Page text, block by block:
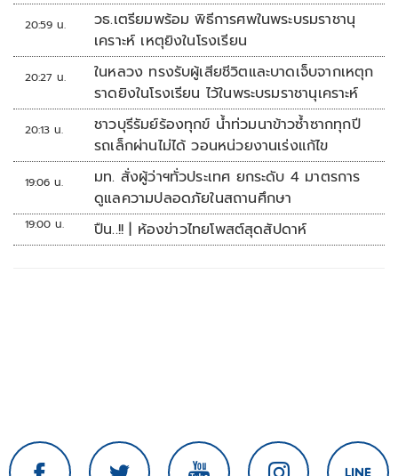
20:59 น.
วธ.เตรียมพร้อม พิธีการศพในพระบรมราชานุ
เคราะห์ เหตุยิงในโรงเรียน
20:27 น.
ในหลวง ทรงรับผู้เสียชีวิตและบาดเจ็บจากเหตุก
ราดยิงในโรงเรียน ไว้ในพระบรมราชานุเคราะห์
20:13 น.
ชาวบุรีรัมย์ร้องทุกข์ น้ำท่วมนาข้าวซ้ำซากทุกปี
รถเล็กผ่านไม่ได้ วอนหน่วยงานเร่งแก้ไข
19:06 น.
มท. สั่งผู้ว่าฯทั่วประเทศ ยกระดับ 4 มาตรการ
ดูแลความปลอดภัยในสถานศึกษา
19:00 น. ปืน..!! | ห้องข่าวไทยโพสต์สุดสัปดาห์